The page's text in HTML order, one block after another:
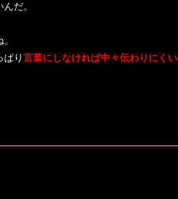
だ。
ぱり言葉にしなければ中々伝わりにくい